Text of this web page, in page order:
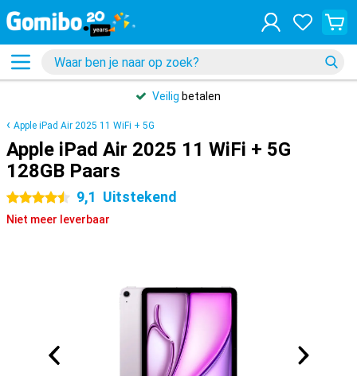
Veilig betalen
Apple iPad Air 2025 11 WiFi + 5G
Apple iPad Air 2025 11 WiFi + 5G
128GB Paars
4.5 sterren 9,1 Uitstekend
Niet meer leverbaar